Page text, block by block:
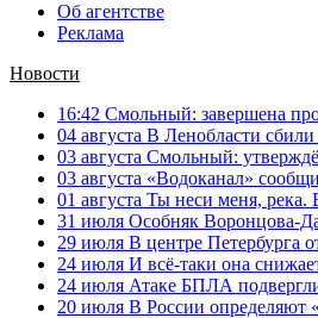
Об агентстве
Реклама
Новости
16:42 Смольный: завершена
04 августа В Ленобласти
03 августа Смольный:
03 августа «Водоканал»
01 августа Ты неси меня, река.
31 июля Особняк Воронцова-
29 июля В центре Петербурга
24 июля И всё-таки она
24 июля Атаке БПЛА
20 июля В России определяют